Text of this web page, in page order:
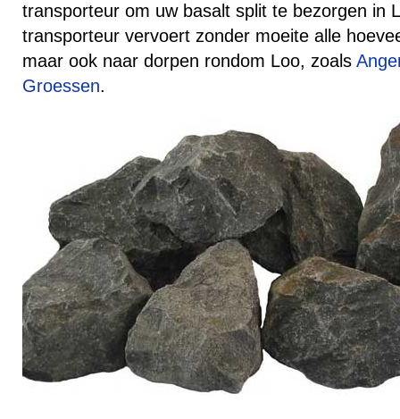
transporteur om uw basalt split te bezorgen in
transporteur vervoert zonder moeite alle
maar ook naar dorpen rondom Loo, zoals
Groessen.